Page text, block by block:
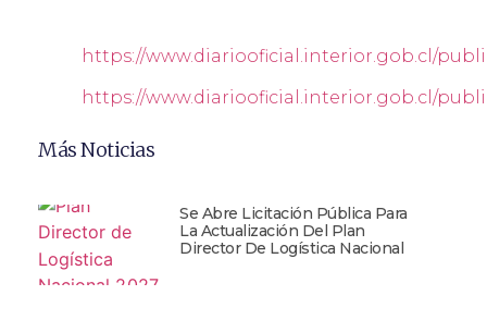
https://www.diariooficial.interior.gob.cl/
https://www.diariooficial.interior.gob.cl/
Más Noticias
Se Abre Licitación Pública Para
La Actualización Del Plan
Director De Logística Nacional